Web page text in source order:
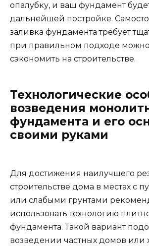
опалубку, и ваш фундамент
дальнейшей постройке.
заливка фундамента требует
при правильном подходе
сэкономить на строительстве.
Технологические
возведения
фундамента и его
своими руками
Для достижения наилучшего
строительстве дома в местах с
или слабыми грунтами
использовать технологию
фундамента. Такой вариант
возведении частных домов или